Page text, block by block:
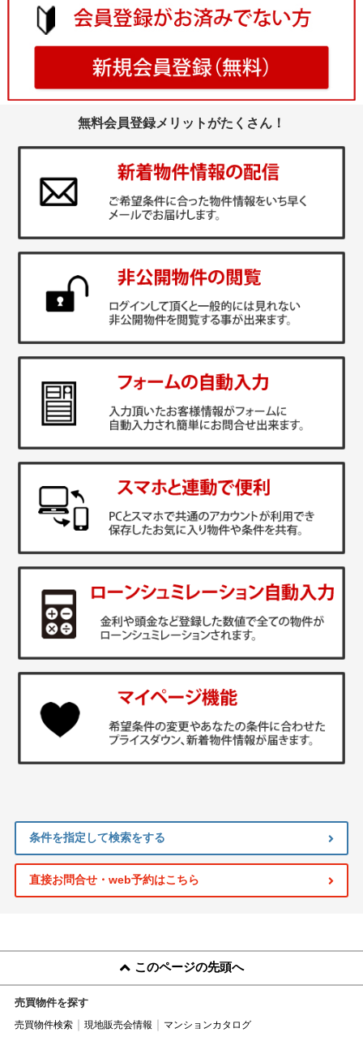
無料会員登録メリットがたくさん！
条件を指定して検索をする
直接お問合せ・web予約はこちら
このページの先頭へ
売買物件を探す
売買物件検索 現地販売会情報 マンションカタログ